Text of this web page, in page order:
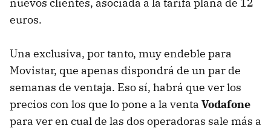
euros.
Una exclusiva, por tanto, muy endeble para
Movistar, que apenas dispondrá de un par de
semanas de ventaja. Eso sí, habrá que ver los
precios con los que lo pone a la venta Vodafone
para ver en cual de las dos operadoras sale más a